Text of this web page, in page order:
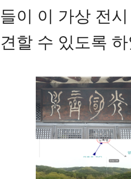
들이 이 가상 전
견할 수 있도록